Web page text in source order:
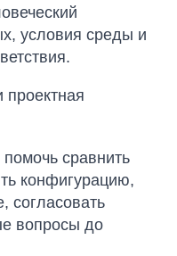
условия среды и
проектная
сравнить
конфигурацию,
согласовать
вопросы до